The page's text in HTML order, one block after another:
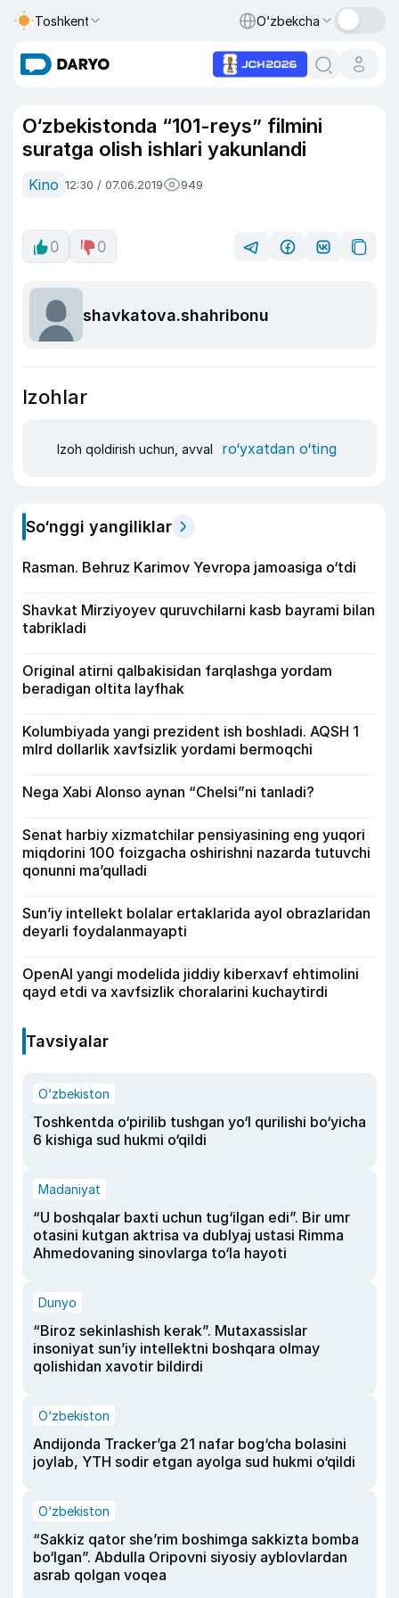
Toshkent O‘zbekcha
O‘zbekistonda “101-reys” filmini
suratga olish ishlari yakunlandi
Kino 12:30 / 07.06.2019 949
0 0
shavkatova.shahribonu
Izohlar
Izoh qoldirish uchun, avval ro‘yxatdan o‘ting
So‘nggi yangiliklar
Rasman. Behruz Karimov Yevropa jamoasiga o‘tdi
Shavkat Mirziyoyev quruvchilarni kasb bayrami bilan
tabrikladi
Original atirni qalbakisidan farqlashga yordam
beradigan oltita layfhak
Kolumbiyada yangi prezident ish boshladi. AQSH 1
mlrd dollarlik xavfsizlik yordami bermoqchi
Nega Xabi Alonso aynan “Chelsi”ni tanladi?
Senat harbiy xizmatchilar pensiyasining eng yuqori
miqdorini 100 foizgacha oshirishni nazarda tutuvchi
qonunni ma’qulladi
Sun’iy intellekt bolalar ertaklarida ayol obrazlaridan
deyarli foydalanmayapti
OpenAI yangi modelida jiddiy kiberxavf ehtimolini
qayd etdi va xavfsizlik choralarini kuchaytirdi
Tavsiyalar
O‘zbekiston
Toshkentda o‘pirilib tushgan yo‘l qurilishi bo‘yicha
6 kishiga sud hukmi o‘qildi
Madaniyat
“U boshqalar baxti uchun tug‘ilgan edi”. Bir umr
otasini kutgan aktrisa va dublyaj ustasi Rimma
Ahmedovaning sinovlarga to‘la hayoti
Dunyo
“Biroz sekinlashish kerak”. Mutaxassislar
insoniyat sun’iy intellektni boshqara olmay
qolishidan xavotir bildirdi
O‘zbekiston
Andijonda Tracker’ga 21 nafar bog‘cha bolasini
joylab, YTH sodir etgan ayolga sud hukmi o‘qildi
O‘zbekiston
“Sakkiz qator she’rim boshimga sakkizta bomba
bo‘lgan”. Abdulla Oripovni siyosiy ayblovlardan
asrab qolgan voqea